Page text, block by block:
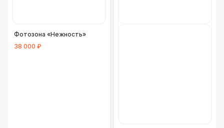
Фотозона «Нежность»
38 000 ₽